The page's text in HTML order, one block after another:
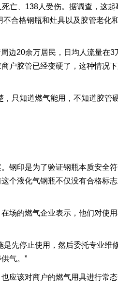
守护
《焦
“五
《焦
和大
《焦
观三
2022-
持续
亡、138人受伤。据调查，这起
合格钢瓶和灶具以及胶管老化
边20余万居民，日均人流量在3
户胶管已经变硬了，这种情况
只知道燃气能用，不知道胶管
钢印是为了验证钢瓶本质安全符
个液化气钢瓶不仅没有合格标
场的燃气企业表示，他们对使
先停止使用，然后委托专业维
气。”
应该对商户的燃气用具进行常态